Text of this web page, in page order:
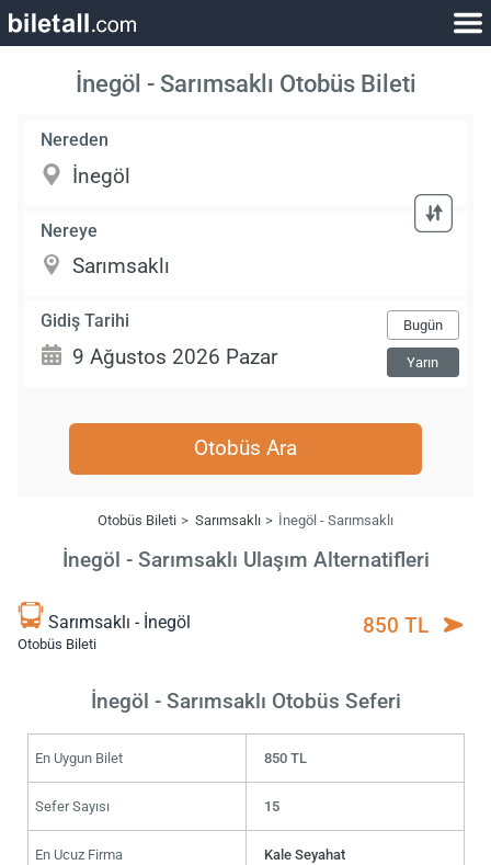
İnegöl - Sarımsaklı Otobüs Bileti
Nereden
Nereye
Gidiş Tarihi Bugün
Yarın
Otobüs Ara
Otobüs Bileti Sarımsaklı İnegöl - Sarımsaklı
İnegöl - Sarımsaklı Ulaşım Alternatifleri
Sarımsaklı - İnegöl
Otobüs Bileti
850 TL
İnegöl - Sarımsaklı Otobüs Seferi
En Uygun Bilet 850 TL
Sefer Sayısı 15
En Ucuz Firma Kale Seyahat